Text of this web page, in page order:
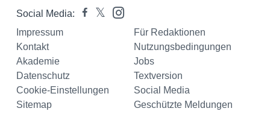
Social Media:
Impressum
Für Redaktionen
Kontakt
Nutzungsbedingungen
Akademie
Jobs
Datenschutz
Textversion
Cookie-Einstellungen
Social Media
Sitemap
Geschützte Meldungen